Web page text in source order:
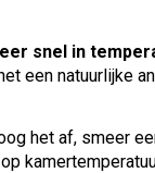
snel in
een natuurlijke
het af, smeer